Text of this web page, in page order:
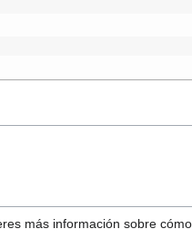
más información sobre